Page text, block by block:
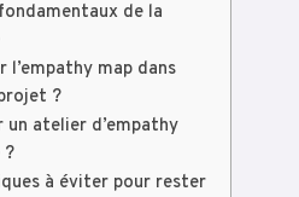
de la
map dans
?
un atelier d’empathy
?
à éviter pour rester